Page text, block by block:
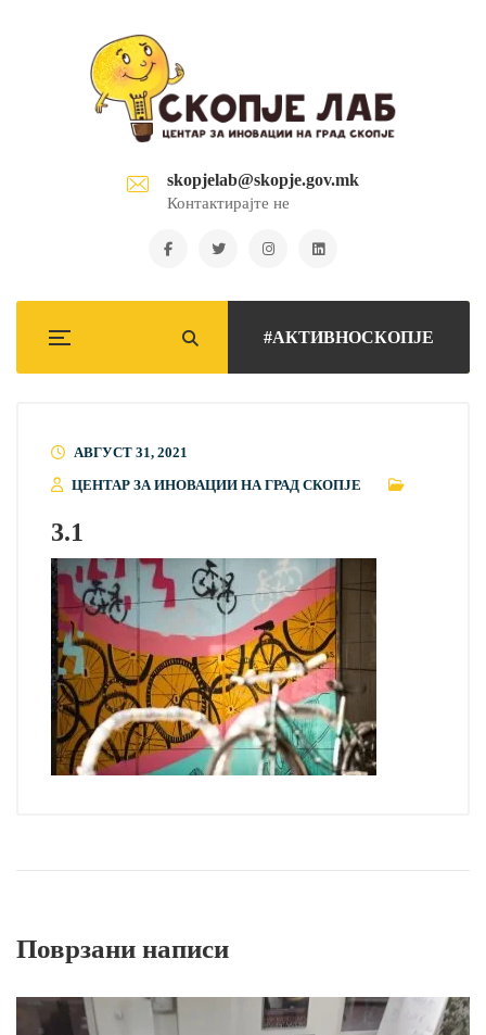
skopjelab@skopje.gov.mk
Контактирајте не
#АКТИВНОСКОПЈЕ
АВГУСТ 31, 2021
ЦЕНТАР ЗА ИНОВАЦИИ НА ГРАД СКОПЈЕ
3.1
Поврзани написи